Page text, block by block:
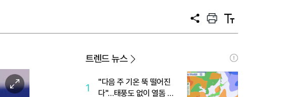
공
프
트
텍
트
이
트렌드 뉴스
1
"다음 주 기온 뚝 떨어진
다"…태풍도 없이 열돔 박